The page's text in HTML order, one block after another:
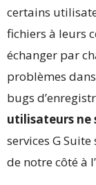
certains
fichiers à leurs
échanger par
problèmes
bugs
utilisateurs ne
services G
de notre côté à